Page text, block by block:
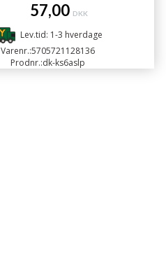
57,00 DKK
Lev.tid: 1-3 hverdage
Varenr.:5705721128136
Prodnr.:dk-ks6aslp